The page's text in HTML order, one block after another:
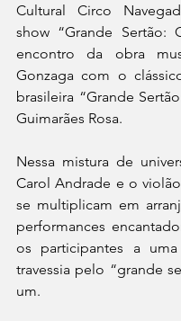
Cultural Circo
show “Grande Sertão:
encontro da obra
Gonzaga com o
brasileira “Grande
Guimarães Rosa.
Nessa mistura de
Carol Andrade e o
se multiplicam em
performances
os participantes a uma
travessia pelo “grande
um.